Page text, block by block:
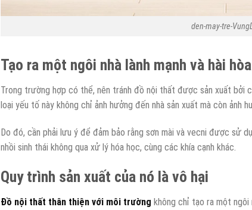
den-may-tre-
Tạo ra một ngôi nhà lành mạnh và hài hòa
Trong trường hợp có thể, nên tránh đồ nội thất được sản xuất bởi
loại yếu tố này không chỉ ảnh hưởng đến nhà sản xuất mà còn ảnh
Do đó, cần phải lưu ý để đảm bảo rằng sơn mài và vecni được sử
nhồi sinh thái không qua xử lý hóa học, cùng các khía cạnh khác.
Quy trình sản xuất của nó là vô hại
Đồ nội thất thân thiện với môi trường không chỉ tạo ra một ngôi